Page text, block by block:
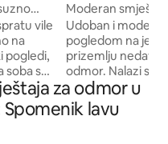
vile
na
pogledi,
soba s
Moderan
pogledom na
Udoban i
pogledom na
prizemlju
odmor. Nalazi se
polazna je tačka
jezera. Idealno za
pogledom na
za odmor u
lavu